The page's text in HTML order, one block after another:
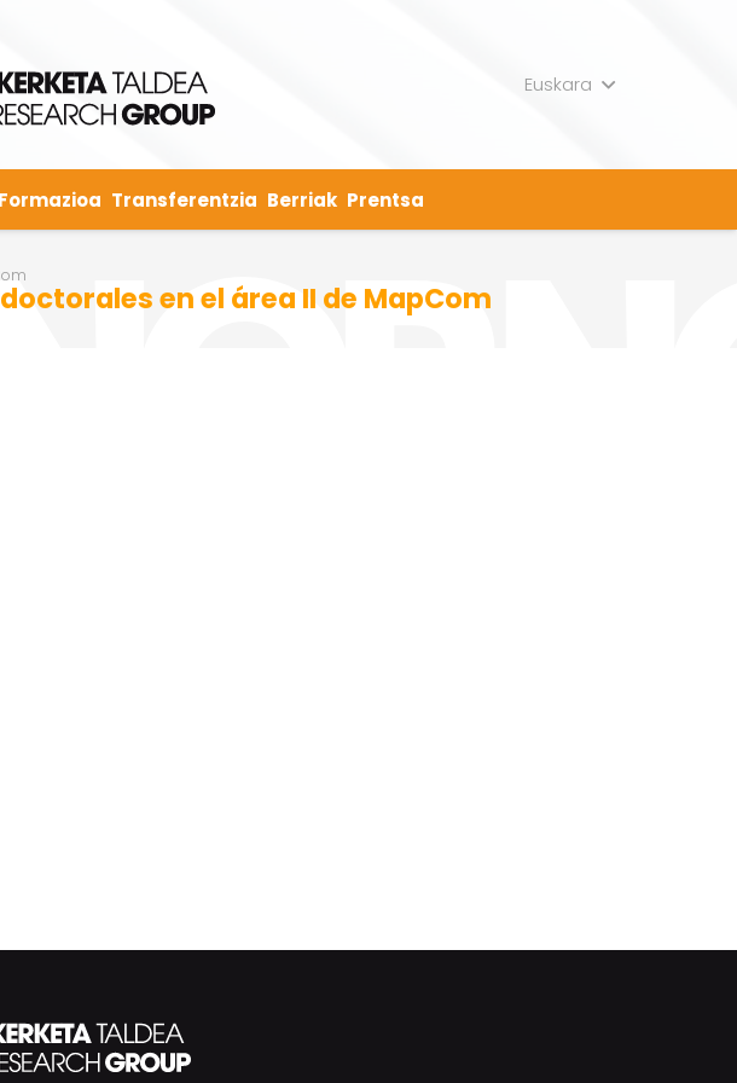
Euskara
Formazioa Transferentzia Berriak Prentsa
en el área II de MapCom